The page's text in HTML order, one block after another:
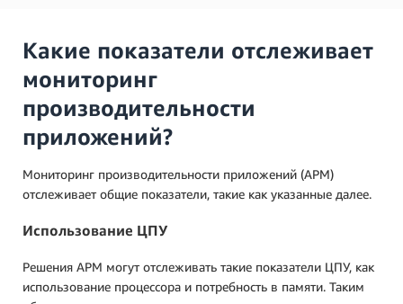
Какие показатели отслеживает
мониторинг
производительности
приложений?
Мониторинг производительности приложений (APM)
отслеживает общие показатели, такие как указанные далее.
Использование ЦПУ
Решения APM могут отслеживать такие показатели ЦПУ, как
использование процессора и потребность в памяти. Таким